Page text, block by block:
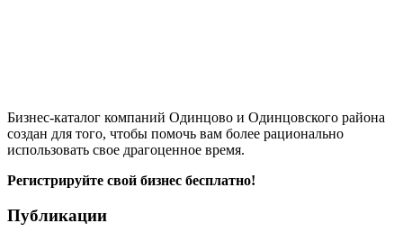
Бизнес-каталог компаний Одинцово и Одинцовского района
создан для того, чтобы помочь вам более рационально
использовать свое драгоценное время.
Регистрируйте свой бизнес бесплатно!
Публикации